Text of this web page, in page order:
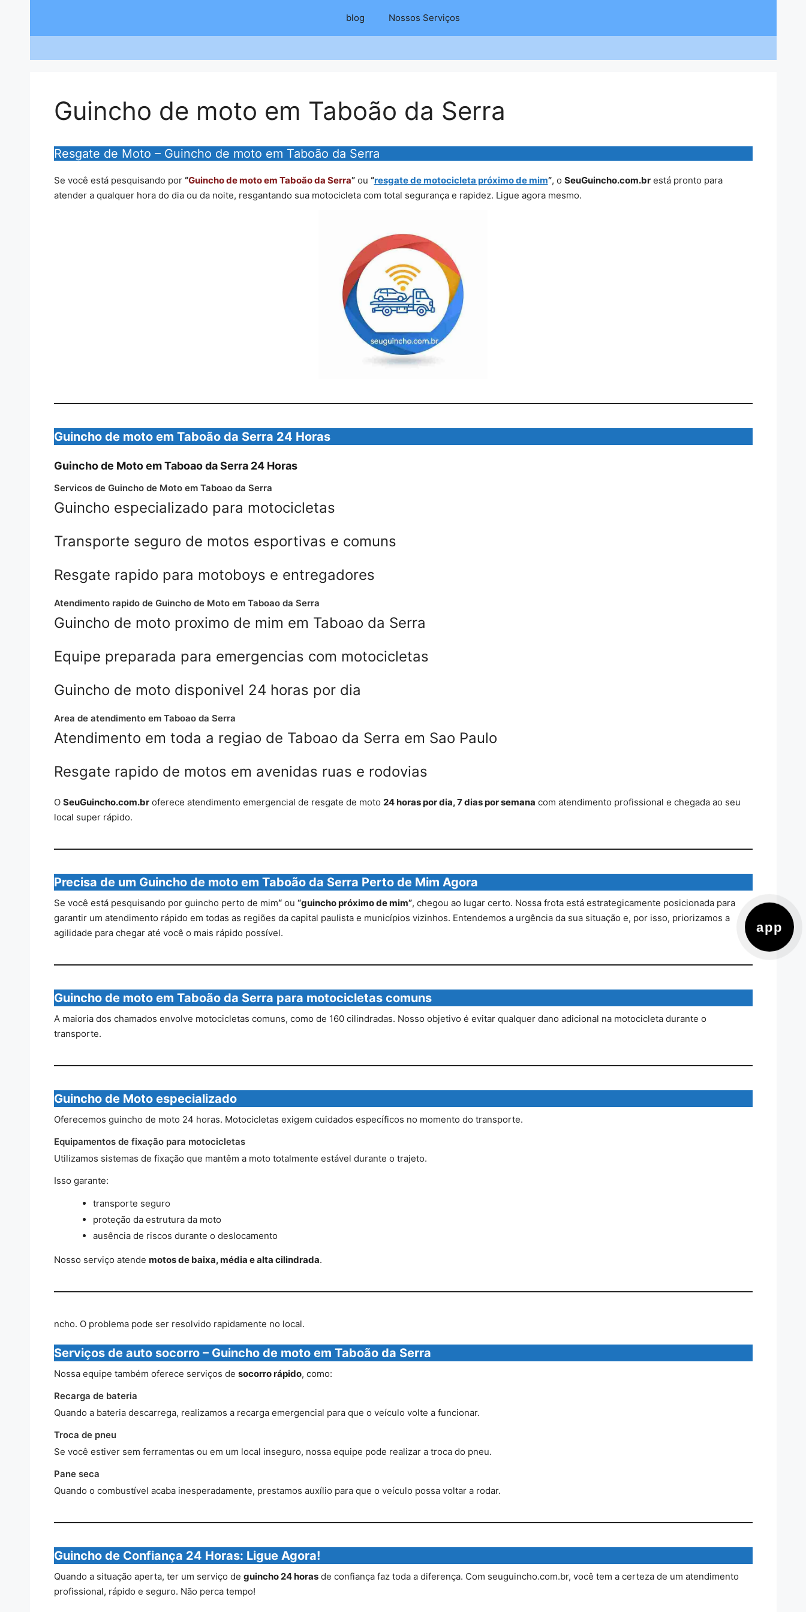
app
blog Nossos Serviços
Guincho de moto em Taboão da Serra
Resgate de Moto – Guincho de moto em Taboão da Serra
Se você está pesquisando por “Guincho de moto em Taboão da Serra”ou “resgate de motocicleta próximo de mim”, o SeuGuincho.com.brestá pronto para
atender a qualquer hora do dia ou da noite, resgantando sua motocicleta com total segurança e rapidez. Ligue agora mesmo.
Guincho de moto em Taboão da Serra 24 Horas
Guincho de Moto em Taboao da Serra 24 Horas
Servicos de Guincho de Moto em Taboao da Serra
Guincho especializado para motocicletas
Transporte seguro de motos esportivas e comuns
Resgate rapido para motoboys e entregadores
Atendimento rapido de Guincho de Moto em Taboao da Serra
Guincho de moto proximo de mim em Taboao da Serra
Equipe preparada para emergencias com motocicletas
Guincho de moto disponivel 24 horas por dia
Area de atendimento em Taboao da Serra
Atendimento em toda a regiao de Taboao da Serra em Sao Paulo
Resgate rapido de motos em avenidas ruas e rodovias
O SeuGuincho.com.broferece atendimento emergencial de resgate de moto 24 horas por dia, 7 dias por semana com atendimento profissional e chegada ao seu
local super rápido.
Precisa de um Guincho de moto em Taboão da Serra Perto de Mim Agora
Se você está pesquisando por guincho perto de mim“ou “guincho próximo de mim”, chegou ao lugar certo. Nossa frota está estrategicamente posicionada para
garantir um atendimento rápido em todas as regiões da capital paulista e municípios vizinhos. Entendemos a urgência da sua situação e, por isso, priorizamos a
agilidade para chegar até você o mais rápido possível.
Guincho de moto em Taboão da Serra para motocicletas comuns
A maioria dos chamados envolve motocicletas comuns, como de 160 cilindradas. Nosso objetivo é evitar qualquer dano adicional na motocicleta durante o
transporte.
Guincho de Moto especializado
Oferecemos guincho de moto 24 horas. Motocicletas exigem cuidados específicos no momento do transporte.
Equipamentos de fixação para motocicletas
Utilizamos sistemas de fixação que mantêm a moto totalmente estável durante o trajeto.
Isso garante:
transporte seguro
proteção da estrutura da moto
ausência de riscos durante o deslocamento
Nosso serviço atende motos de baixa, média e alta cilindrada.
ncho. O problema pode ser resolvido rapidamente no local.
Serviços de auto socorro – Guincho de moto em Taboão da Serra
Nossa equipe também oferece serviços de socorro rápido, como:
Recarga de bateria
Quando a bateria descarrega, realizamos a recarga emergencial para que o veículo volte a funcionar.
Troca de pneu
Se você estiver sem ferramentas ou em um local inseguro, nossa equipe pode realizar a troca do pneu.
Pane seca
Quando o combustível acaba inesperadamente, prestamos auxílio para que o veículo possa voltar a rodar.
Guincho de Confiança 24 Horas: Ligue Agora!
Quando a situação aperta, ter um serviço de guincho 24 horasde confiança faz toda a diferença. Com seuguincho.com.br, você tem a certeza de um atendimento
profissional, rápido e seguro. Não perca tempo!